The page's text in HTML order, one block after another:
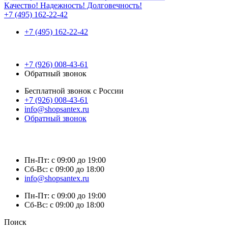
Качество! Надежность! Долговечность!
+7 (495) 162-22-42
+7 (495) 162-22-42
+7 (926) 008-43-61
Обратный звонок
Бесплатной звонок с России
+7 (926) 008-43-61
info@shopsantex.ru
Обратный звонок
Пн-Пт: с 09:00 до 19:00
Сб-Вс: с 09:00 до 18:00
info@shopsantex.ru
Пн-Пт: с 09:00 до 19:00
Сб-Вс: с 09:00 до 18:00
Поиск